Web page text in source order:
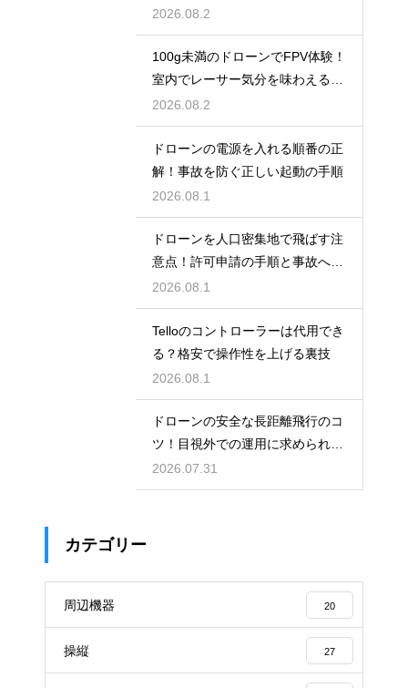
品
2026.08.2
100g未満のドローンでFPV体験！
室内でレーサー気分を味わえる機
体
2026.08.2
ドローンの電源を入れる順番の正
解！事故を防ぐ正しい起動の手順
2026.08.1
ドローンを人口密集地で飛ばす注
意点！許可申請の手順と事故への
備えを解説
2026.08.1
Telloのコントローラーは代用でき
る？格安で操作性を上げる裏技
2026.08.1
ドローンの安全な長距離飛行のコ
ツ！目視外での運用に求められる
技術と許可
2026.07.31
カテゴリー
周辺機器 20
操縦 27